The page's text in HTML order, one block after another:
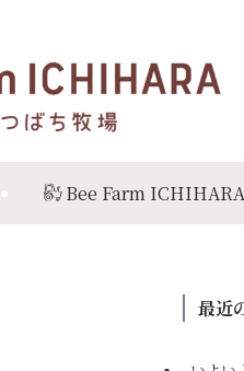
Bee Farm
最近